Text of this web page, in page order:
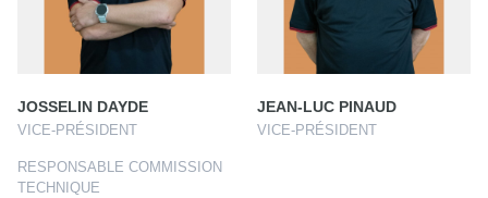
JOSSELIN DAYDE
VICE-PRÉSIDENT
RESPONSABLE COMMISSION
TECHNIQUE
JEAN-LUC PINAUD
VICE-PRÉSIDENT